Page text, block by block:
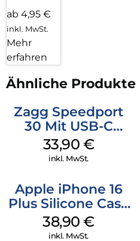
ab 4,95 €
inkl. MwSt.
Mehr
erfahren
Ähnliche Produkte
Zagg Speedport
30 Mit USB-C
Kabel Weiß
33,90 €
inkl. MwSt.
Apple iPhone 16
Plus Silicone Case
MagSafe Denim
38,90€
inkl. MwSt.